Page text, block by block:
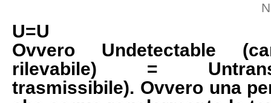
U=U
Ovvero Undetectable
rilevabile) =
trasmissibile). Ovvero una